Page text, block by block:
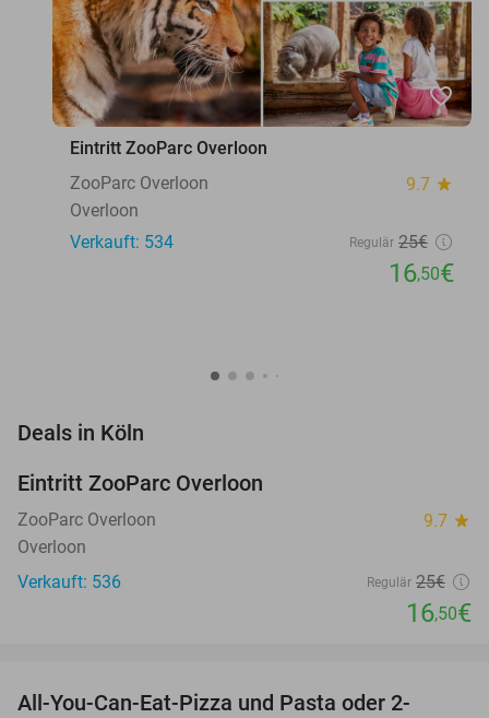
favorite_border
Eintritt ZooParc Overloon
ZooParc Overloon
9.7 star
Overloon
Verkauft: 534
Regulär 25€
16,50€
Deals in Köln
TODAY
Eintritt ZooParc Overloon
ZooParc Overloon 9.7 star
Overloon
Verkauft: 536
Regulär 25€
16,50€
All-You-Can-Eat-Pizza und Pasta oder 2-